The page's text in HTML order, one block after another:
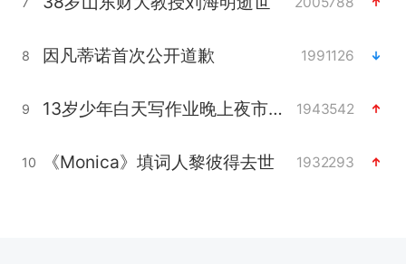
8 因凡蒂诺首次公开道歉 1991126
9 13岁少年白天写作业晚上夜市炒粉 1943542
10 《Monica》填词人黎彼得去世 1932293